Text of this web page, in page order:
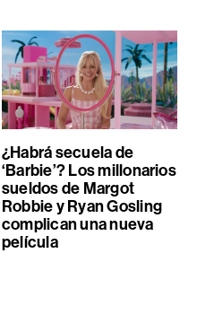
¿Habrá secuela de
‘Barbie’? Los millonarios
sueldos de Margot
Robbie y Ryan Gosling
complican una nueva
película